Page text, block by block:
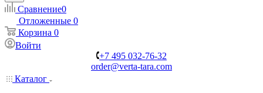
Сравнение0
Отложенные 0
Корзина 0
Войти
+7 495 032-76-32
order@verta-tara.com
Каталог